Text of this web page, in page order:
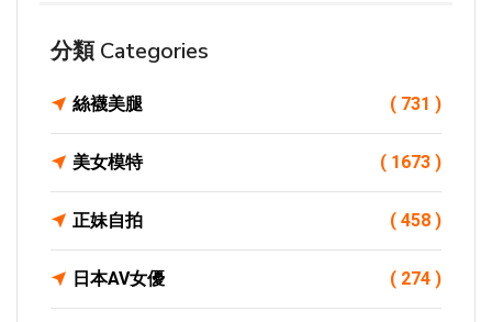
分類 Categories
絲襪美腿 ( 731 )
美女模特 ( 1673 )
正妹自拍 ( 458 )
日本AV女優 ( 274 )